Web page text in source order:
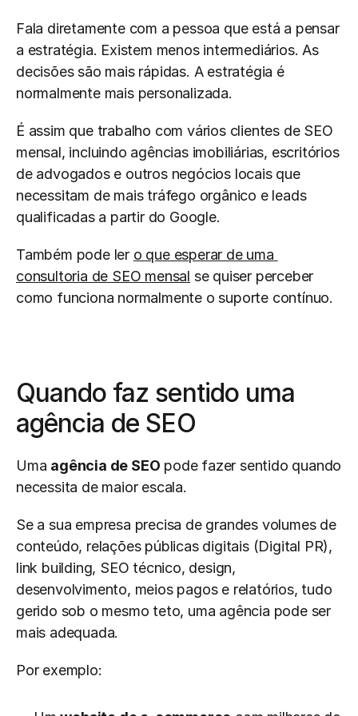
Fala diretamente com a pessoa que está a pensar
a estratégia. Existem menos intermediários. As
decisões são mais rápidas. A estratégia é
normalmente mais personalizada.
É assim que trabalho com vários clientes de SEO
mensal, incluindo agências imobiliárias, escritórios
de advogados e outros negócios locais que
necessitam de mais tráfego orgânico e leads
qualificadas a partir do Google.
Também pode ler o que esperar de uma
consultoria de SEO mensal se quiser perceber
como funciona normalmente o suporte contínuo.
Quando faz sentido uma
agência de SEO
Uma agência de SEO pode fazer sentido quando
necessita de maior escala.
Se a sua empresa precisa de grandes volumes de
conteúdo, relações públicas digitais (Digital PR),
link building, SEO técnico, design,
desenvolvimento, meios pagos e relatórios, tudo
gerido sob o mesmo teto, uma agência pode ser
mais adequada.
Por exemplo: